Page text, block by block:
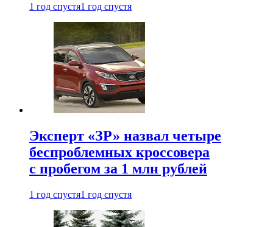
1 год спустя1 год спустя
Эксперт «ЗР» назвал четыре
беспроблемных кроссовера
с пробегом за 1 млн рублей
1 год спустя1 год спустя